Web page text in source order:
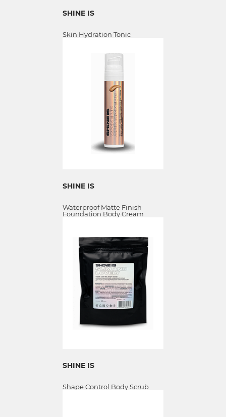
SHINE IS
Skin Hydration Tonic
SHINE IS
Waterproof Matte Finish
Foundation Body Cream
SHINE IS
Shape Control Body Scrub